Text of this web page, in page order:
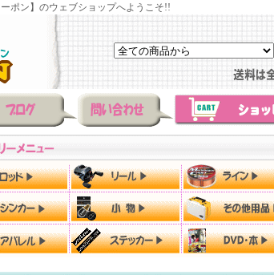
ポン】のウェブショップへようこそ!!